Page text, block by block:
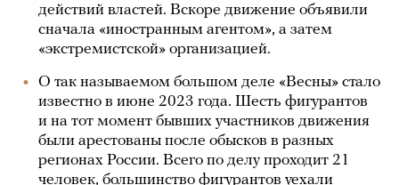
действий властей. Вскоре движение объявили
сначала «иностранным агентом», а затем
«экстремистской» организацией.
О так называемом большом деле «Весны» стало
известно в июне 2023 года. Шесть фигурантов
и на тот момент бывших участников движения
были арестованы после обысков в разных
регионах России. Всего по делу проходит 21
человек, большинство фигурантов уехали